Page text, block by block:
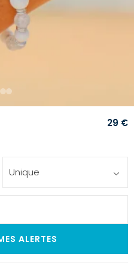
34
29 €
Unique